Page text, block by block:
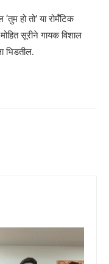
हो तो’ या रोमँटिक
सूरीने गायक विशाल
भिडतील.